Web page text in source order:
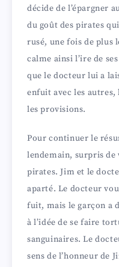
décide de l’épargner
du goût des pirates
rusé, une fois de
calme ainsi l’ire de
que le docteur lui a
enfuit avec les
les provisions.
Pour continuer le
lendemain, surpris de
pirates. Jim et le
aparté. Le docteur
fuit, mais le garçon a
à l’idée de se faire
sanguinaires. Le
sens de l’honneur de